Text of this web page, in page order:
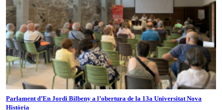
Parlament d’En Jordi Bilbeny a l’obertura de la 13a Universitat Nova
Història